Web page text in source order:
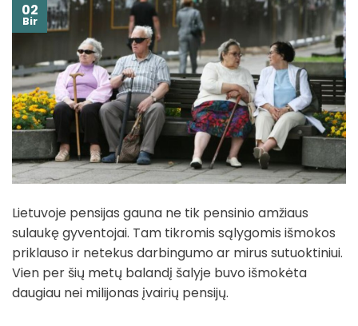
02
Bir
Lietuvoje pensijas gauna ne tik pensinio amžiaus
sulaukę gyventojai. Tam tikromis sąlygomis išmokos
priklauso ir netekus darbingumo ar mirus sutuoktiniui.
Vien per šių metų balandį šalyje buvo išmokėta
daugiau nei milijonas įvairių pensijų.